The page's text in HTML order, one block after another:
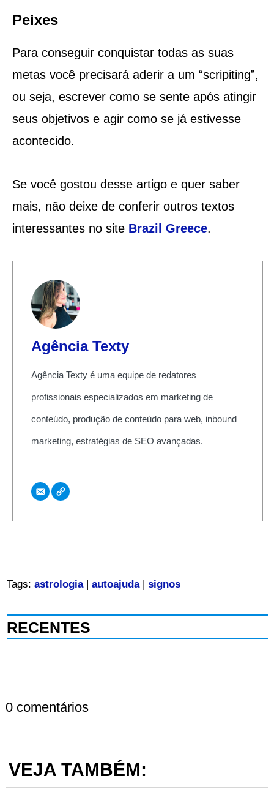
Peixes
Para conseguir conquistar todas as suas
metas você precisará aderir a um “scripiting”,
ou seja, escrever como se sente após atingir
seus objetivos e agir como se já estivesse
acontecido.
Se você gostou desse artigo e quer saber
mais, não deixe de conferir outros textos
interessantes no site Brazil Greece.
Agência Texty
Agência Texty é uma equipe de redatores
profissionais especializados em marketing de
conteúdo, produção de conteúdo para web, inbound
marketing, estratégias de SEO avançadas.
Tags: astrologia| autoajuda| signos
RECENTES
0 comentários
VEJA TAMBÉM: